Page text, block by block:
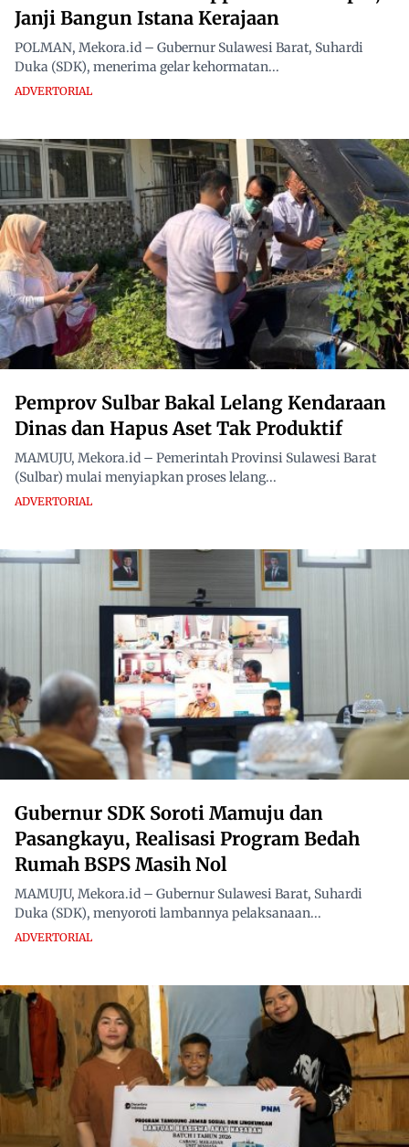
Janji Bangun Istana Kerajaan
POLMAN, Mekora.id – Gubernur Sulawesi Barat, Suhardi
Duka (SDK), menerima gelar kehormatan...
ADVERTORIAL
Pemprov Sulbar Bakal Lelang Kendaraan
Dinas dan Hapus Aset Tak Produktif
MAMUJU, Mekora.id – Pemerintah Provinsi Sulawesi Barat
(Sulbar) mulai menyiapkan proses lelang...
ADVERTORIAL
Gubernur SDK Soroti Mamuju dan
Pasangkayu, Realisasi Program Bedah
Rumah BSPS Masih Nol
MAMUJU, Mekora.id – Gubernur Sulawesi Barat, Suhardi
Duka (SDK), menyoroti lambannya pelaksanaan...
ADVERTORIAL